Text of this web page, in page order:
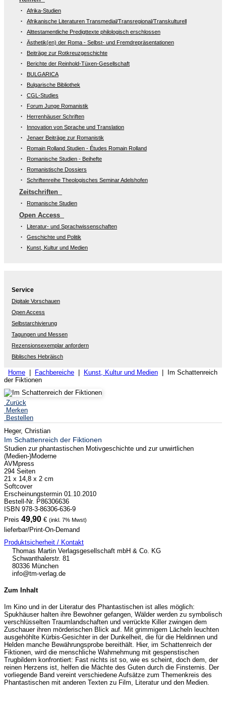
Afrika-Studien
Afrikanische Literaturen Transmedial/Transregional/Transkulturell
Alttestamentliche Predigttexte philologisch erschlossen
Ästhetik(en) der Roma - Selbst- und Fremdrepräsentationen
Beiträge zur Rotkreuzgeschichte
Berichte der Reinhold-Tüxen-Gesellschaft
BULGARICA
Bulgarische Bibliothek
CGL-Studies
Forum Junge Romanistik
Herrenhäuser Schriften
Innovation von Sprache und Translation
Jenaer Beiträge zur Romanistik
Romain Rolland Studien - Études Romain Rolland
Romanische Studien - Beihefte
Romanistische Dossiers
Schriftenreihe Theologisches Seminar Adelshofen
Zeitschriften
Romanische Studien
Open Access
Literatur- und Sprachwissenschaften
Geschichte und Politik
Kunst, Kultur und Medien
Service
Digitale Vorschauen
Open Access
Selbstarchivierung
Tagungen und Messen
Rezensionsexemplar anfordern
Biblisches Hebräisch
Home Fachbereiche Kunst, Kultur und Medien | Im Schattenreich
der Fiktionen
Zurück
Merken
Bestellen
Heger, Christian
Im Schattenreich der Fiktionen
Studien zur phantastischen Motivgeschichte und zur unwirtlichen
(Medien-)Moderne
AVMpress
294 Seiten
21 x 14,8 x 2 cm
Softcover
Erscheinungstermin 01.10.2010
Bestell-Nr. P86306636
ISBN 978-3-86306-636-9
Preis 49,90 € (inkl. 7% Mwst)
lieferbar/Print-On-Demand
Produktsicherheit / Kontakt
Thomas Martin Verlagsgesellschaft mbH & Co. KG
Schwanthalerstr. 81
80336 München
info@tm-verlag.de
Zum Inhalt
Im Kino und in der Literatur des Phantastischen ist alles möglich:
Spukhäuser halten ihre Bewohner gefangen, Wälder werden zu symbolisch
verschlüsselten Traumlandschaften und verrückte Killer zwingen dem
Zuschauer ihren mörderischen Blick auf. Mit grimmigem Lächeln leuchten
ausgehöhlte Kürbis-Gesichter in der Dunkelheit, die für die Heldinnen und
Helden manche Bewährungsprobe bereithält. Hier, im Schattenreich der
Fiktionen, wird die menschliche Wahrnehmung mit gespenstischen
Trugbildern konfrontiert: Fast nichts ist so, wie es scheint, doch dem, der
reinen Herzens ist, helfen die Mächte des Guten durch die Finsternis. Der
vorliegende Band vereint verschiedene Aufsätze zum Themenkreis des
Phantastischen mit anderen Texten zu Film, Literatur und den Medien.